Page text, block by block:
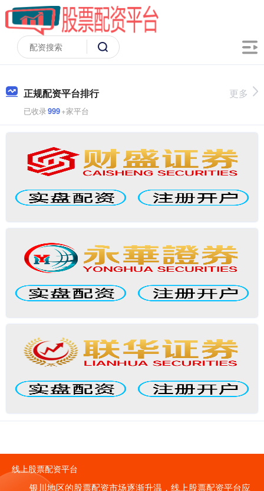
正规配资平台排行
已收录999+家平台
更多
线上股票配资平台
银川地区的股票配资市场逐渐升温，线上股票配资平台应